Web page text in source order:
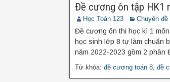
Đề cương ôn tập HK1
Học Toán 123 Chuyên
Đề cương ôn thi học kì 1
học sinh lớp 8 tự làm chuẩn
năm 2022-2023 gồm 2 phần
Từ khóa: đề cương toán 8, đề